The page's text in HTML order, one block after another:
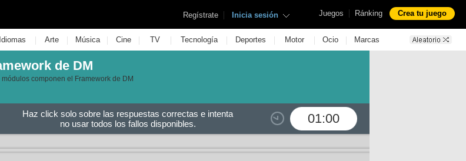
Juegos | Ránking Crea tu juego
Regístrate | Inicia sesión
Idiomas | Arte | Música | Cine | TV | Tecnología | Deportes | Motor | Ocio | Marcas
de DM
componen el Framework de DM
01:00
Haz click solo sobre las respuestas correctas e intenta
no usar todos los fallos disponibles.